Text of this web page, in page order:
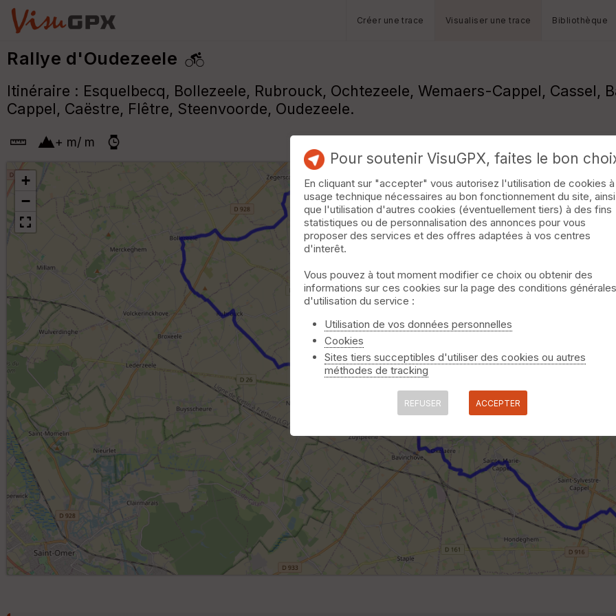
Créer une trace Visualiser une trace Bibliothèque
Rallye d'Oudezeele
Itinéraire : Esquelbecq, Bollezeele, Rubrouck, Ochtezeele, Wemaers-Cappel, Cassel,
Cappel, Caëstre, Flêtre, Steenvoorde, Oudezeele.
+ m/ m
+
−
Pour soutenir VisuGPX, faites le bon
En cliquant sur "accepter" vous autorisez l'utilisation de cookies à
usage technique nécessaires au bon fonctionnement du site, ainsi
que l'utilisation d'autres cookies (éventuellement tiers) à des fins
statistiques ou de personnalisation des annonces pour vous
proposer des services et des offres adaptées à vos centres
d'interêt.
Vous pouvez à tout moment modifier ce choix ou obtenir des
informations sur ces cookies sur la page des conditions générales
d'utilisation du service :
Utilisation de vos données personnelles
Cookies
Sites tiers succeptibles d'utiliser des cookies ou autres
méthodes de tracking
REFUSER ACCEPTER